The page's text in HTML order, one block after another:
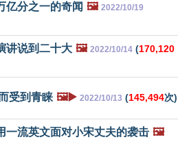
亿分之一的奇闻 🖼️ 2022/10/19
讲说到二十大 🖼️ 2022/10/14 (170,120
受到青睐 🖼️▶️ 2022/10/13 (145,494次)
一流英文面对小宋丈夫的袭击 🖼️